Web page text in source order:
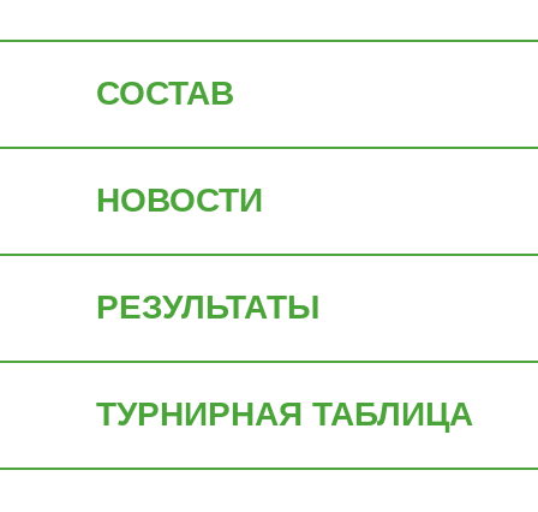
СОСТАВ
НОВОСТИ
РЕЗУЛЬТАТЫ
ТУРНИРНАЯ ТАБЛИЦА